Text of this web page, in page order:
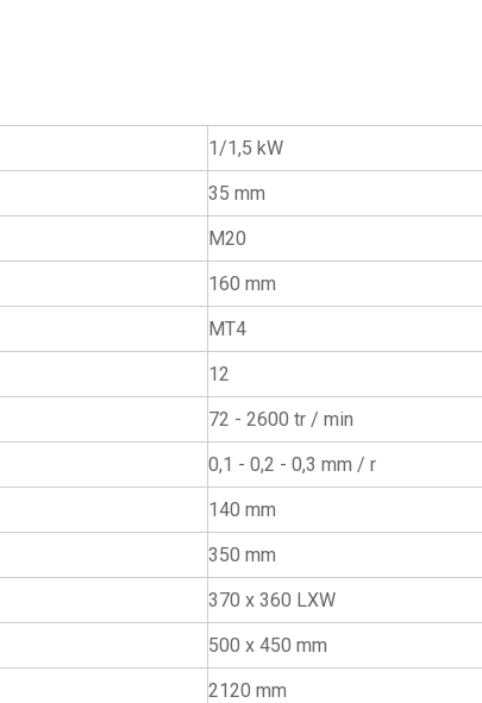
1/1,5 kW
35 mm
M20
160 mm
MT4
12
72 - 2600 tr / min
0,1 - 0,2 - 0,3 mm / r
140 mm
350 mm
370 x 360 LXW
500 x 450 mm
2120 mm